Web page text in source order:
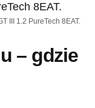
III 1.2 PureTech 8EAT.
– gdzie